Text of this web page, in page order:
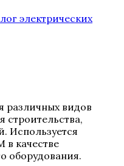
электрических
различных видов
строительства,
Используется
в качестве
оборудования.